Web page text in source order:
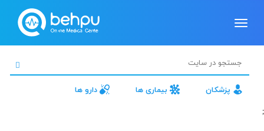
Toggle
پزشکان بیماری ها دارو ها
;